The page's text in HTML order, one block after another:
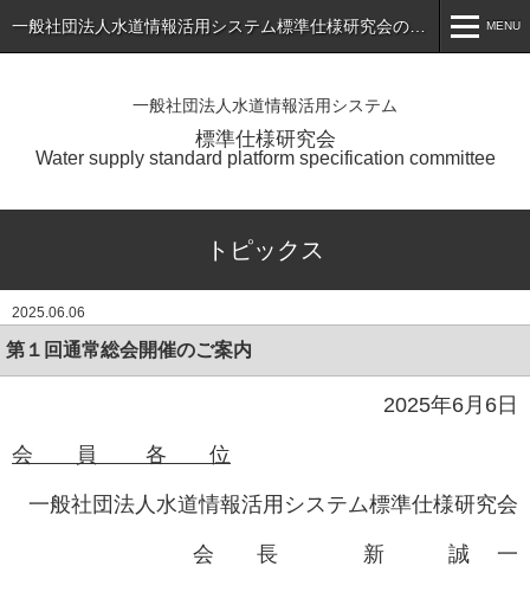
一般社団法人水道情報活用システム
標準仕様研究会
Water supply standard platform specification committee
MENU
入会のご案内
お問い合わせ
アプリケーションサービス・製品一覧
トピックス
2025.06.06
第１回通常総会開催のご案内
2025年6月6日
会 員 各 位
一般社団法人水道情報活用システム標準仕様研究会
会 長 新 誠 一